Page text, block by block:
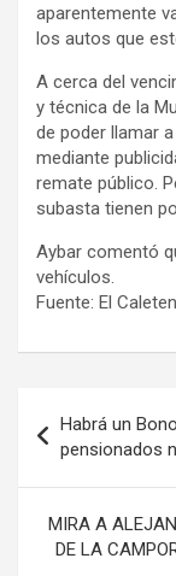
aparentemente
los autos que
A cerca del
y técnica de la
de poder llamar
mediante
remate público.
subasta tienen
Aybar comentó
vehículos.
Fuente: El
de
entradas
Habrá un
pensionados
MIRA A
DE LA